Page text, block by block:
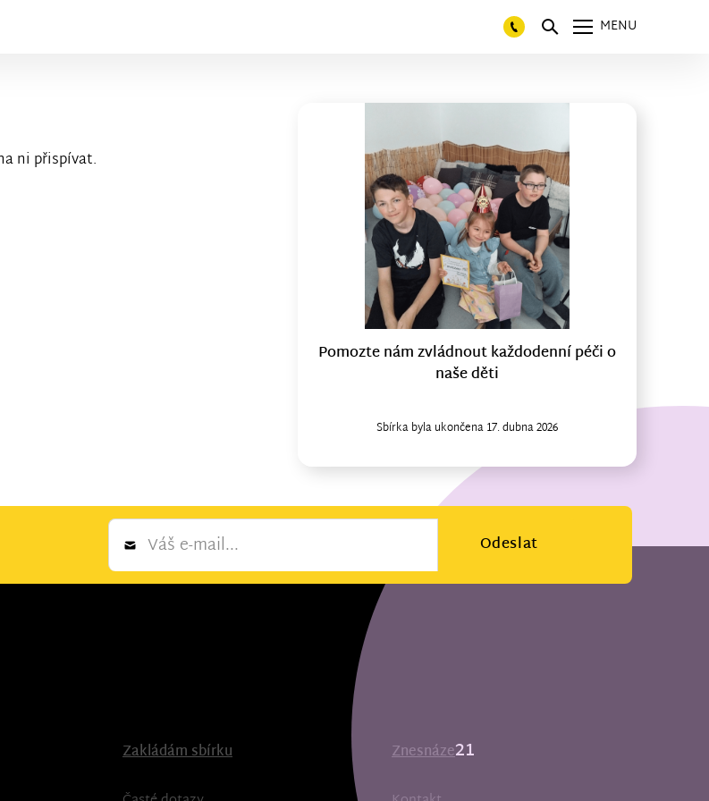
MENU
ni přispívat.
Pomozte nám zvládnout každodenní péči o
naše děti
Sbírka byla ukončena 17. dubna 2026
Newsletter
Odeslat
Zakládám sbírku
Znesnáze21